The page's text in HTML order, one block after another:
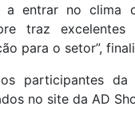
a entrar no clima
traz excelentes
para o setor”,
participantes
no site da AD